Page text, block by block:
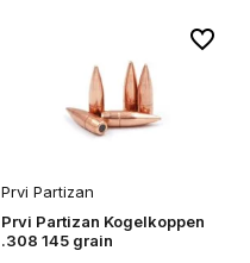
Prvi Partizan
Prvi Partizan Kogelkoppen
.308 145 grain